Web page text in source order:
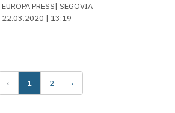
EUROPA PRESS| SEGOVIA
22.03.2020 | 13:19
‹ 1 2 ›